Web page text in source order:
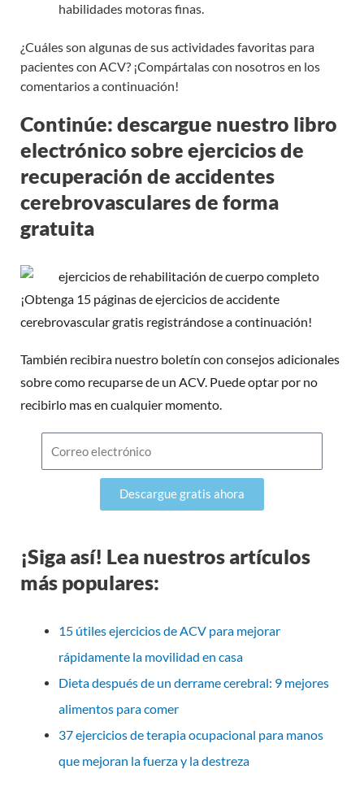
habilidades motoras finas.
¿Cuáles son algunas de sus actividades favoritas para
pacientes con ACV? ¡Compártalas con nosotros en los
comentarios a continuación!
Continúe: descargue nuestro libro
electrónico sobre ejercicios de
recuperación de accidentes
cerebrovasculares de forma
gratuita
¡Obtenga 15 páginas de ejercicios de accidente
cerebrovascular gratis registrándose a continuación!
También recibira nuestro boletín con consejos adicionales
sobre como recuparse de un ACV. Puede optar por no
recibirlo mas en cualquier momento.
electrónico
Descargue gratis ahora
¡Siga así! Lea nuestros artículos
más populares:
15 útiles ejercicios de ACV para mejorar
rápidamente la movilidad en casa
Dieta después de un derrame cerebral: 9 mejores
alimentos para comer
37 ejercicios de terapia ocupacional para manos
que mejoran la fuerza y la destreza